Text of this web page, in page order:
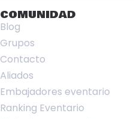
COMUNIDAD
Blog
Grupos
Contacto
Aliados
Embajadores eventario
Ranking Eventario